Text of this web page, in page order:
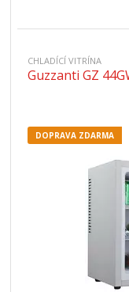
CHLADÍCÍ VITRÍNA
Guzzanti GZ
DOPRAVA ZDARMA